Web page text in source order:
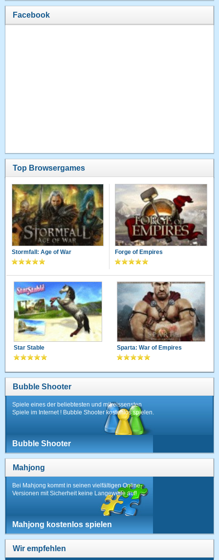
Facebook
Top Browsergames
Stormfall: Age of War Forge of Empires
Star Stable Sparta: War of Empires
Bubble Shooter
Spiele eines der beliebtesten und mitreissensten
Spiele im Internet ! Bubble Shooter kostenlos spielen.
Bubble Shooter
Mahjong
Bei Mahjong kommt in seinen vielfältigen Online-
Versionen mit Sicherheit keine Langeweile auf!
Mahjong kostenlos spielen
Wir empfehlen